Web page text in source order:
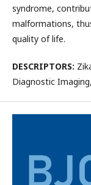
syndrome,
malformations,
quality of life.
DESCRIPTORS:
Diagnostic